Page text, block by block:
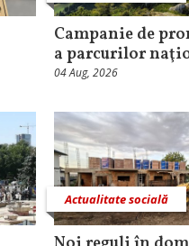
Campanie de
a parcurilor
04 Aug, 2026
Actualitate socială